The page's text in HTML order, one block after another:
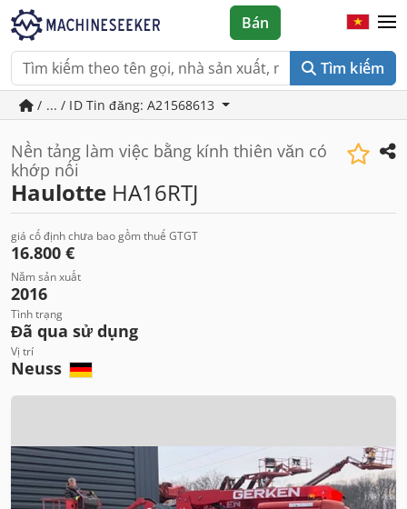
Tìm kiếm
Bán
/ ... / ID Tin đăng: A21568613
Nền tảng làm việc bằng kính thiên văn có
khớp nối
Haulotte HA16RTJ
giá cố định chưa bao gồm thuế GTGT
16.800 €
Năm sản xuất
2016
Tình trạng
Đã qua sử dụng
Vị trí
Neuss